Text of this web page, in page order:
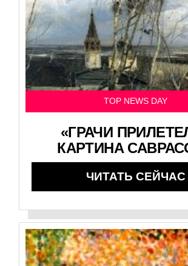
TOP NEWS DAY
«ГРАЧИ
КАРТИНА
ЧИТАТЬ СЕЙЧАС